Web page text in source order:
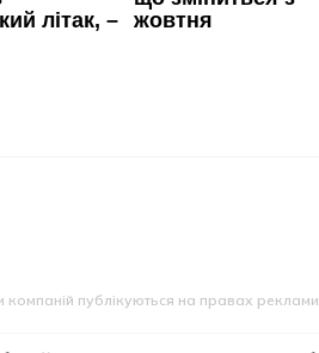
компаній публікуються на правах реклами